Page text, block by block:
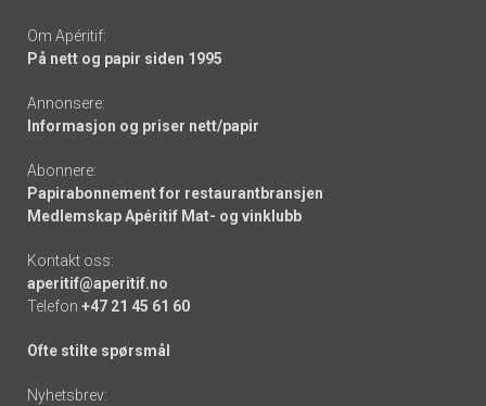
Om Apéritif:
På nett og papir siden 1995
Annonsere:
Informasjon og priser nett/papir
Abonnere:
Papirabonnement for restaurantbransjen
Medlemskap Apéritif Mat- og vinklubb
Kontakt oss:
aperitif@aperitif.no
Telefon +47 21 45 61 60
Ofte stilte spørsmål
Nyhetsbrev: